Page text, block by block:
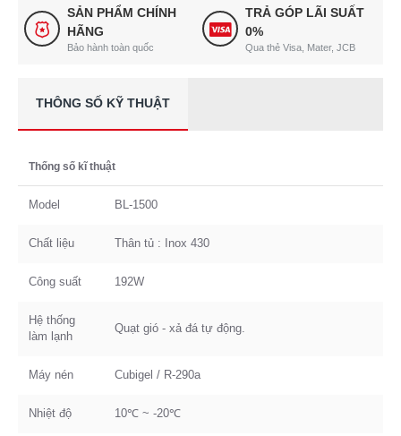
SẢN PHẨM CHÍNH
HÃNG
Bảo hành toàn quốc
TRẢ GÓP LÃI SUẤT
0%
Qua thẻ Visa, Mater, JCB
THÔNG SỐ KỸ THUẬT
Thống số kĩ thuật
Model BL-1500
Chất liệu Thân tủ : Inox 430
Công suất 192W
Hệ thống
làm lạnh
Quạt gió - xả đá tự động.
Máy nén Cubigel / R-290a
Nhiệt độ 10℃ ~ -20℃